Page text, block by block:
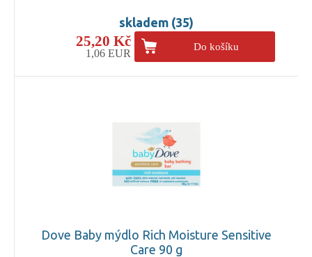
skladem (35)
25,20 Kč
1,06 EUR
Do košíku
Dove Baby mýdlo Rich Moisture Sensitive
Care 90 g